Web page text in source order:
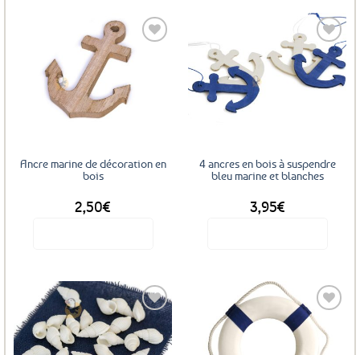
Ancre marine de décoration en
bois
2,50€
Ajouter
aux
4 ancres en bois à suspendre
bleu marine et blanches
3,95€
Ajouter
Ajouter